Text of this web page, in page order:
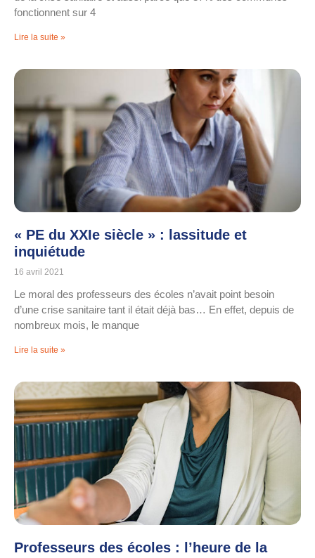
fonctionnent sur 4
Lire la suite »
« PE du XXIe siècle » : lassitude et
inquiétude
16 avril 2021
Le moral des professeurs des écoles n’avait point besoin
d’une crise sanitaire tant il était déjà bas… En effet, depuis de
nombreux mois, le manque
Lire la suite »
Professeurs des écoles : l’heure de la